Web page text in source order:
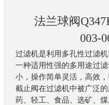
法兰球阀
003-
过滤机是利用多孔性过滤
一种适用性强的多用途过
小，操作简单灵活，高效
截止阀在过滤机中被广泛
药、轻工、食品、选矿、